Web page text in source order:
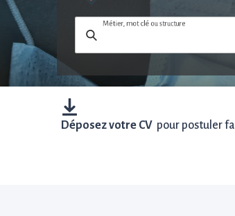
Métier, mot clé ou structure
Déposez votre CV pour postuler